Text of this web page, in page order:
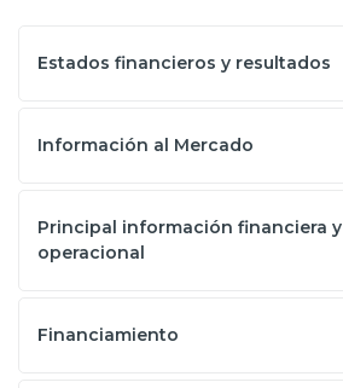
Estados financieros y resultados
Información al Mercado
Principal información financiera y
operacional
Financiamiento